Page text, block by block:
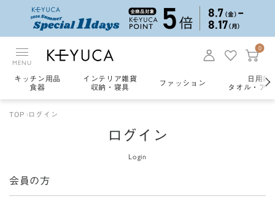
MENU
0
キッチン用品
食器
インテリア雑貨
収納・寝具
ファッション
日用雑
タオル・ア
TOP ログイン
ログイン
Login
会員の方